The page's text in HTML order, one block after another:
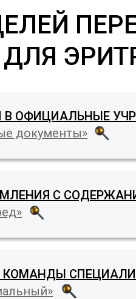
В ОФИЦИАЛЬНЫЕ
документы»
С
КОМАНДЫ